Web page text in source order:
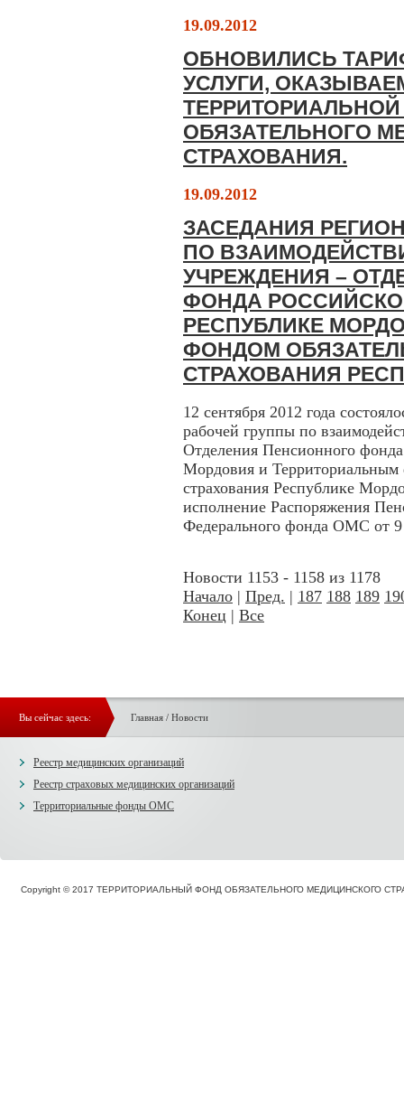
19.09.2012
ОБНОВИЛИСЬ
УСЛУГИ,
ОБЯЗАТЕЛЬНОГО
СТРАХОВАНИЯ.
19.09.2012
ЗАСЕДАНИЯ
ПО
УЧРЕЖДЕНИЯ –
ФОНДА
РЕСПУБЛИКЕ
ФОНДОМ
СТРАХОВАНИЯ
12 сентября 2012 года
рабочей группы по
Отделения Пенсионного
Мордовия и Территориальным
страхования Республике
исполнение Распоряжения
Федерального фонда ОМС от 9
Новости 1153 - 1158 из 1178
Начало | Пред. | 187 188 189
Конец | Все
Вы сейчас здесь: Главная/ Новости
Реестр медицинских организаций
Реестр страховых медицинских организаций
Территориальные фонды ОМС
Copyright © 2017 ТЕРРИТОРИАЛЬНЫЙ ФОНД ОБЯЗАТЕЛЬНОГО МЕДИЦИНСКОГО